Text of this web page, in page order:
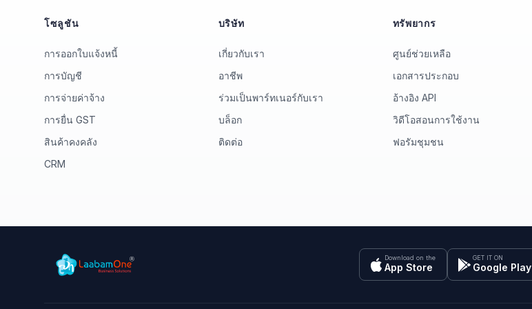
โซลูชัน
การออกใบแจ้งหนี้
การบัญชี
การจ่ายค่าจ้าง
การยื่น GST
สินค้าคงคลัง
CRM
บริษัท
เกี่ยวกับเรา
อาชีพ
ร่วมเป็นพาร์ทเนอร์กับเรา
บล็อก
ติดต่อ
ทรัพยากร
ศูนย์ช่วยเหลือ
เอกสารประกอบ
อ้างอิง API
วิดีโอสอนการใช้งาน
ฟอรัมชุมชน
Download on the
App Store
GET IT ON
Google Play